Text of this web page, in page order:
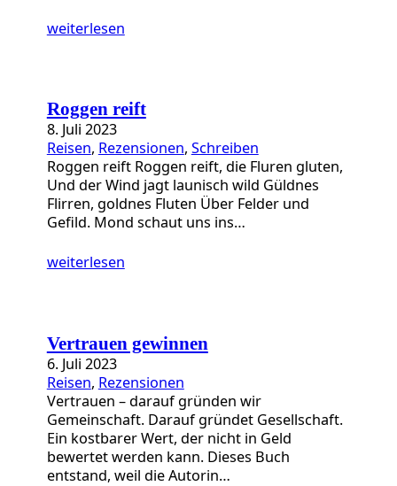
weiterlesen
Roggen reift
8. Juli 2023
Reisen, Rezensionen, Schreiben
Roggen reift Roggen reift, die Fluren gluten,
Und der Wind jagt launisch wild Güldnes
Flirren, goldnes Fluten Über Felder und
Gefild. Mond schaut uns ins…
weiterlesen
Vertrauen gewinnen
6. Juli 2023
Reisen, Rezensionen
Vertrauen – darauf gründen wir
Gemeinschaft. Darauf gründet Gesellschaft.
Ein kostbarer Wert, der nicht in Geld
bewertet werden kann. Dieses Buch
entstand, weil die Autorin…